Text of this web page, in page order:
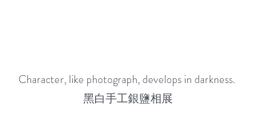
Character, like photograph, develops in darkness.
黑白手工銀鹽相展